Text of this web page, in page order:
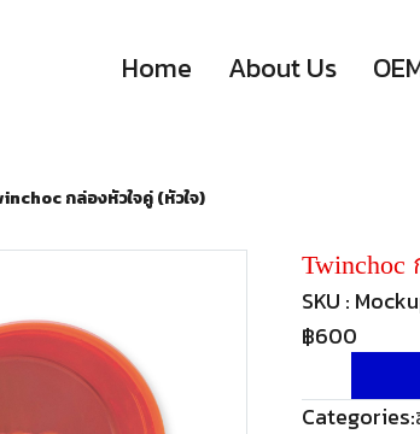
Home About Us
กล่องหัวใจคู่ (หัวใจ)
SKU :
฿600
Categories: